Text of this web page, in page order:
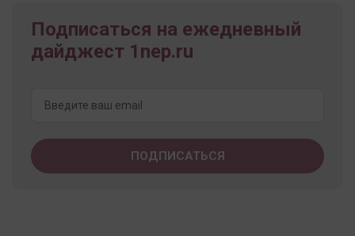
Подписаться на ежедневный
дайджест 1nep.ru